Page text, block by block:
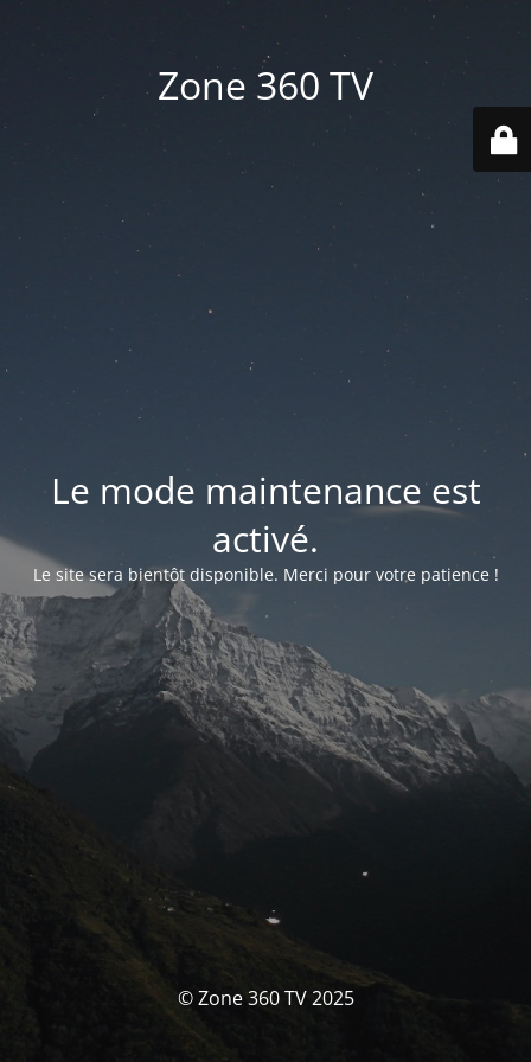
Zone 360 TV
Le mode maintenance est
activé.
Le site sera bientôt disponible. Merci pour votre patience !
© Zone 360 TV 2025